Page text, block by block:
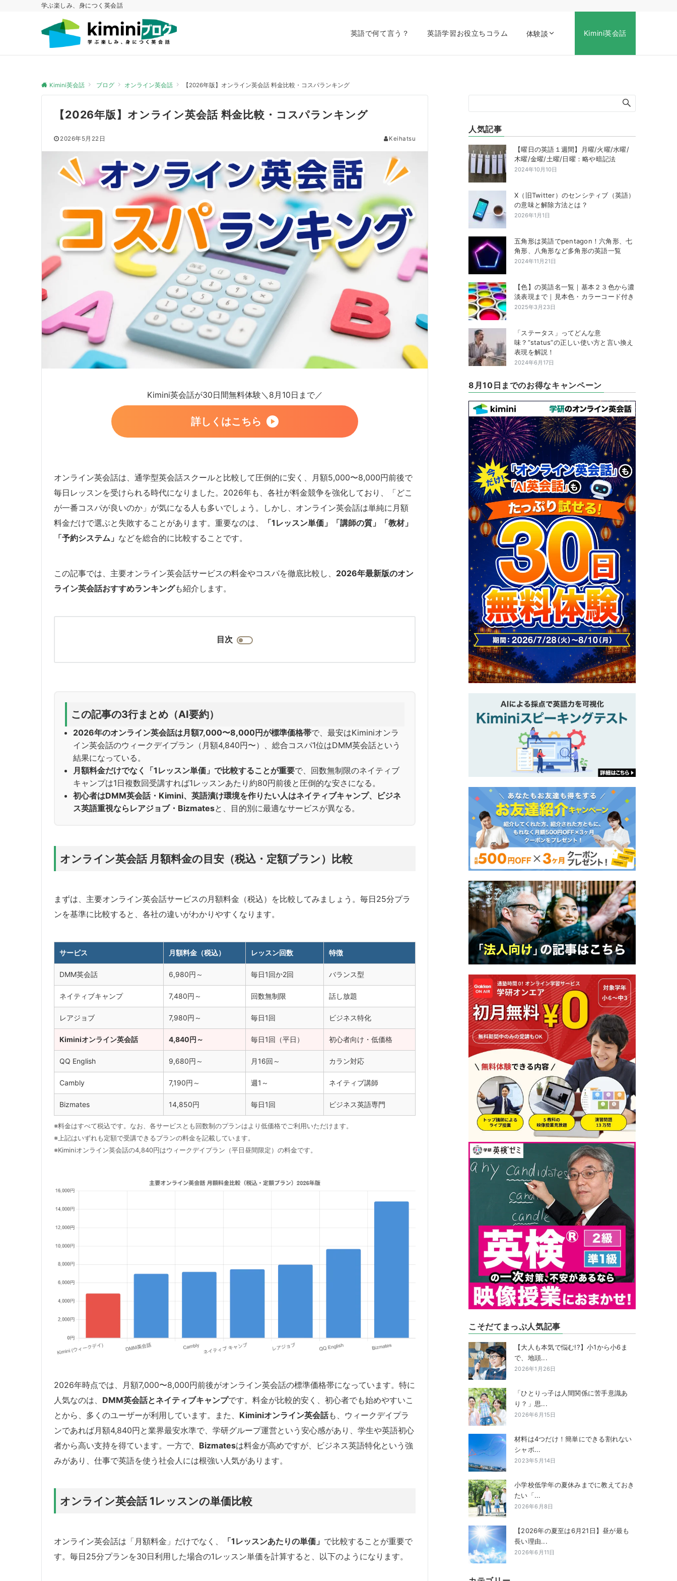
学ぶ楽しみ、身につく英会話
英語で何て言う？ 英語学習お役立ちコラム 体験談 Kimini英会話
Kimini英会話 ブログ オンライン英会話 【2026年版】オンライン英会話 料金比較・コスパランキング
【2026年版】オンライン英会話 料金比較・コスパランキング
2026年5月22日 Keihatsu
Kimini英会話が30日間無料体験＼8月10日まで／
詳しくはこちら
オンライン英会話は、通学型英会話スクールと比較して圧倒的に安く、月額5,000〜8,000円前後で
毎日レッスンを受けられる時代になりました。2026年も、各社が料金競争を強化しており、「どこ
が一番コスパが良いのか」が気になる人も多いでしょう。しかし、オンライン英会話は単純に月額
料金だけで選ぶと失敗することがあります。重要なのは、
「1レッスン単価」「講師の質」「教材」
「予約システム」 などを総合的に比較することです。
この記事では、主要オンライン英会話サービスの料金やコスパを徹底比較し、 2026年最新版のオン
ライン英会話おすすめランキングも紹介します。
目次
この記事の3行まとめ（AI要約）
2026年のオンライン英会話は月額7,000〜8,000円が標準価格帯で、最安はKiminiオンラ
イン英会話のウィークデイプラン（月額4,840円〜）、総合コスパ1位はDMM英会話という
結果になっている。
月額料金だけでなく「1レッスン単価」で比較することが重要で、回数無制限のネイティブ
キャンプは1日複数回受講すれば1レッスンあたり約80円前後と圧倒的な安さになる。
初心者はDMM英会話・Kimini、英語漬け環境を作りたい人はネイティブキャンプ、ビジネ
ス英語重視ならレアジョブ・Bizmatesと、目的別に最適なサービスが異なる。
オンライン英会話 月額料金の目安（税込・定額プラン）比較
まずは、主要オンライン英会話サービスの月額料金（税込）を比較してみましょう。毎日25分プラ
ンを基準に比較すると、各社の違いがわかりやすくなります。
サービス 月額料金（税込） レッスン回数 特徴
DMM英会話 6,980円～ 毎日1回か2回 バランス型
ネイティブキャンプ 7,480円～ 回数無制限 話し放題
レアジョブ 7,980円～ 毎日1回 ビジネス特化
Kiminiオンライン英会話 4,840円～ 毎日1回（平日） 初心者向け・低価格
QQ English 9,680円～ 月16回～ カラン対応
Cambly 7,190円～ 週1～ ネイティブ講師
Bizmates 14,850円 毎日1回 ビジネス英語専門
※料金はすべて税込です。なお、各サービスとも回数制のプランはより低価格でご利用いただけます。
※上記はいずれも定額で受講できるプランの料金を記載しています。
※Kiminiオンライン英会話の4,840円はウィークデイプラン（平日昼間限定）の料金です。
2026年時点では、月額7,000〜8,000円前後がオンライン英会話の標準価格帯になっています。特に
人気なのは、 DMM英会話とネイティブキャンプです。料金が比較的安く、初心者でも始めやすいこ
とから、多くのユーザーが利用しています。また、 Kiminiオンライン英会話も、ウィークデイプラ
ンであれば月額4,840円と業界最安水準で、学研グループ運営という安心感があり、学生や英語初心
者から高い支持を得ています。一方で、 Bizmatesは料金が高めですが、ビジネス英語特化という強
みがあり、仕事で英語を使う社会人には根強い人気があります。
オンライン英会話 1レッスンの単価比較
オンライン英会話は「月額料金」だけでなく、 「1レッスンあたりの単価」 で比較することが重要で
す。毎日25分プランを30日利用した場合の1レッスン単価を計算すると、以下のようになります。
人気記事
【曜日の英語１週間】月曜/火曜/水曜/
木曜/金曜/土曜/日曜：略や暗記法
2024年10月10日
X（旧Twitter）のセンシティブ（英語）
の意味と解除方法とは？
2026年1月1日
五角形は英語でpentagon！六角形、七
角形、八角形など多角形の英語一覧
2024年11月21日
【色】の英語名一覧｜基本２３色から濃
淡表現まで｜見本色・カラーコード付き
2025年3月23日
「ステータス」ってどんな意
味？”status”の正しい使い方と言い換え
表現を解説！
2024年6月17日
8月10日までのお得なキャンペーン
こそだてまっぷ人気記事
【大人も本気で悩む!?】小1から小6ま
で、地頭...
2026年1月26日
「ひとりっ子は人間関係に苦手意識あ
り？」思...
2026年6月15日
材料は4つだけ！簡単にできる割れない
シャボ...
2023年5月14日
小学校低学年の夏休みまでに教えておき
たい「...
2026年6月8日
【2026年の夏至は6月21日】昼が最も
長い理由...
2026年6月11日